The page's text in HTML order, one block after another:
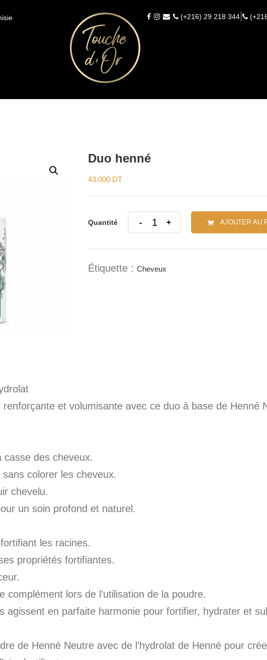
(+216) 29 218 344
Duo henné
43.000 DT
Quantité Quantity AJOUTER AU
Étiquette : Cheveux
et volumisante avec ce duo à base de Henné
casse des cheveux.
colorer les cheveux.
chevelu.
un soin profond et naturel.
les racines.
propriétés fortifiantes.
lors de l’utilisation de la poudre.
agissent en parfaite harmonie pour fortifier, hydrater et
de Henné Neutre avec de l’hydrolat de Henné pour